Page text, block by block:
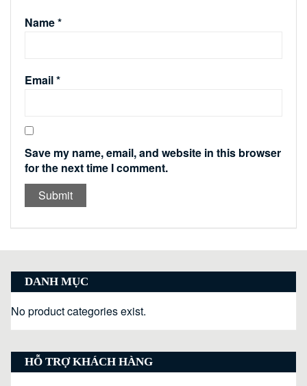
Name*
Email*
Save my name, email, and website in this browser
for the next time I comment.
DANH MỤC
No product categories exist.
HỖ TRỢ KHÁCH HÀNG